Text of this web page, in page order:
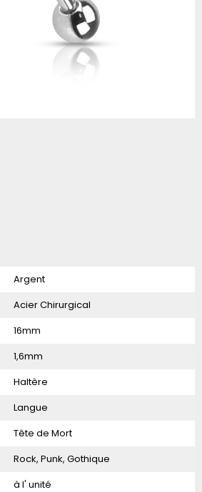
Argent
Acier Chirurgical
16mm
1,6mm
Haltère
Langue
Tête de Mort
Rock, Punk, Gothique
à l' unité